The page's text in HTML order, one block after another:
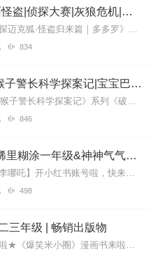
神探迈克狐· 千面怪盗|侦探大赛|灰狼危机|多多罗
新专辑点击收听《神探迈克狐·怪盗归来篇｜多多罗》！！！>>>点击进入主播橱窗购买《神探迈克狐》系列图书吧!<<<多多罗故事【点击前往】收听多多罗其他好玩有趣的故...
834
破坏者联盟篇2·猴子警长科学探案记|宝宝巴士故事
【适听年龄】7岁+《猴子警长科学探案记》系列《破坏者联盟篇1·猴子警长科学探案记》>>>《破坏者联盟篇2·猴子警长科学探案记》>>>《破坏者联盟篇3·猴子警长科...
846
李哪吒上学记｜稀里糊涂一年级&神神气气二年级
其他互动【东海小学李哪吒】开小红书账号啦，快来关注和李哪吒成为好朋友！有机会免费领儿童会员、官方周边！【点击加入】东海小学广播站圈子，更多互动！李哪吒全新冒险番...
498
三年级 | 畅销出版物
★米小圈漫画书发布啦★《爆笑米小圈》漫画书来啦《米小圈上学记》一二三年级正版广播剧！《米小圈上学记》系列是儿童作家北猫最新创作的儿童小说系列，作品诙谐幽默、好...